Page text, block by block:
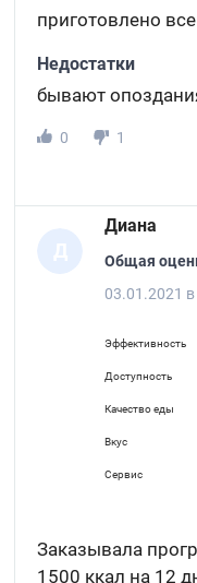
приготовлено
Недостатки
бывают
0
1
Д
Диана
Общая
03.01.2021 в
Эффективность
Доступность
Качество еды
Вкус
Сервис
Заказывала
1500 ккал на 12